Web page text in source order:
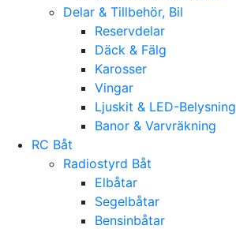
Delar & Tillbehör, Bil
Reservdelar
Däck & Fälg
Karosser
Vingar
Ljuskit & LED-Belysning
Banor & Varvräkning
RC Båt
Radiostyrd Båt
Elbåtar
Segelbåtar
Bensinbåtar